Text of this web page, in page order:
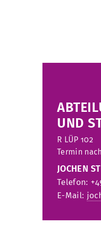
UND
R LÜP 102
Termin
JOCHEN
Telefon:
E-Mail: